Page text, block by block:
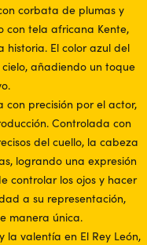
corbata de plumas y
con tela africana Kente,
historia. El color azul del
añadiendo un toque
precisión por el actor,
Controlada con
del cuello, la cabeza
logrando una expresión
controlar los ojos y hacer
a su representación,
manera única.
valentía en El Rey León,